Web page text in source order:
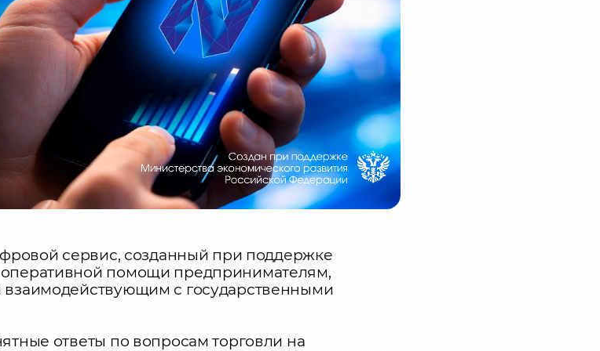
сервис, созданный при поддержке
помощи предпринимателям,
с государственными
ответы по вопросам торговли на